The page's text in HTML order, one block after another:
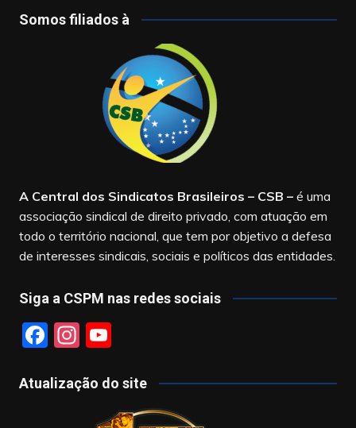
Somos filiados à
A Central dos Sindicatos Brasileiros – CSB –é uma
associação sindical de direito privado, com atuação em
todo o território nacional, que tem por objetivo a defesa
de interesses sindicais, sociais e políticos das entidades.
Siga a CSPM nas redes sociais
F
c
In
a
Y
u
T
Atualização do site